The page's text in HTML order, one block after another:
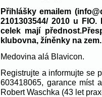
Přihlášky emailem
2101303544/ 2010 u
celek mají
klubovna, žíněnky na zem.
Medovina alá Blavicon.
Registrujte a informujte se
603418065, garance míst
Robert Waschka (43 let